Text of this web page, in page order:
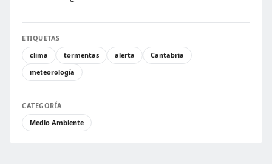
ETIQUETAS
clima
tormentas alerta
Cantabria
meteorología
CATEGORÍA
Medio Ambiente